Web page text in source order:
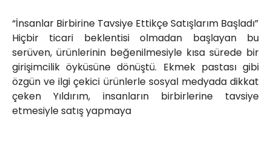
“İnsanlar Birbirine Tavsiye Ettikçe Satışlarım Başladı”
Hiçbir ticari beklentisi olmadan başlayan bu
serüven, ürünlerinin beğenilmesiyle kısa sürede bir
girişimcilik öyküsüne dönüştü. Ekmek pastası gibi
özgün ve ilgi çekici ürünlerle sosyal medyada dikkat
çeken Yıldırım, insanların birbirlerine tavsiye
etmesiyle satış yapmaya